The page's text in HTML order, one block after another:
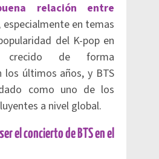
relación entre
especialmente en temas
del K-pop en
crecido de forma
los últimos años, y BTS
como uno de los
a nivel global.
el concierto de BTS en el